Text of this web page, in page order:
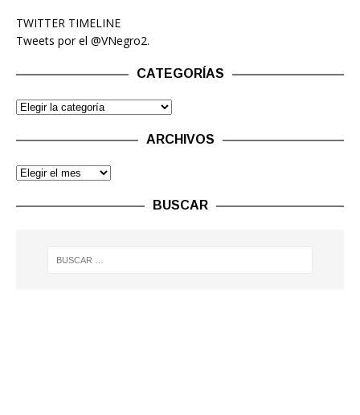
TWITTER TIMELINE
Tweets por el @VNegro2.
CATEGORÍAS
ARCHIVOS
BUSCAR